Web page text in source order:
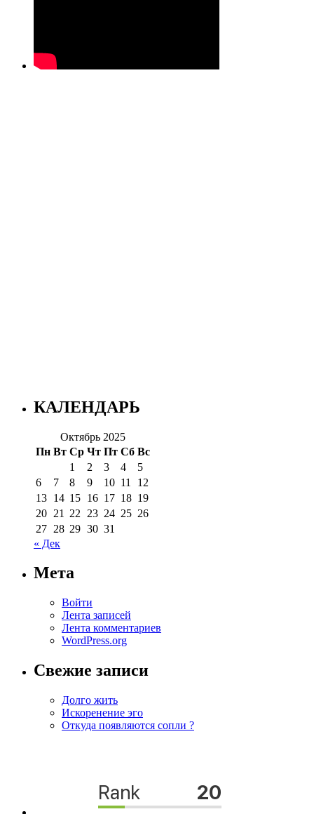
КАЛЕНДАРЬ
Октябрь 2025
Пн Вт Ср Чт Пт Сб Вс
1
2 3 4
5
6
7 8 9 10 11
12
13 14 15 16 17 18 19
20 21 22 23 24 25 26
27 28 29 30 31
« Дек
Мета
Войти
Лента записей
Лента комментариев
WordPress.org
Свежие записи
Долго жить
Искоренение эго
Откуда появляются сопли ?